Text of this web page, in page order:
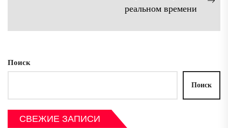
реальном времени
Поиск
Поиск
СВЕЖИЕ ЗАПИСИ